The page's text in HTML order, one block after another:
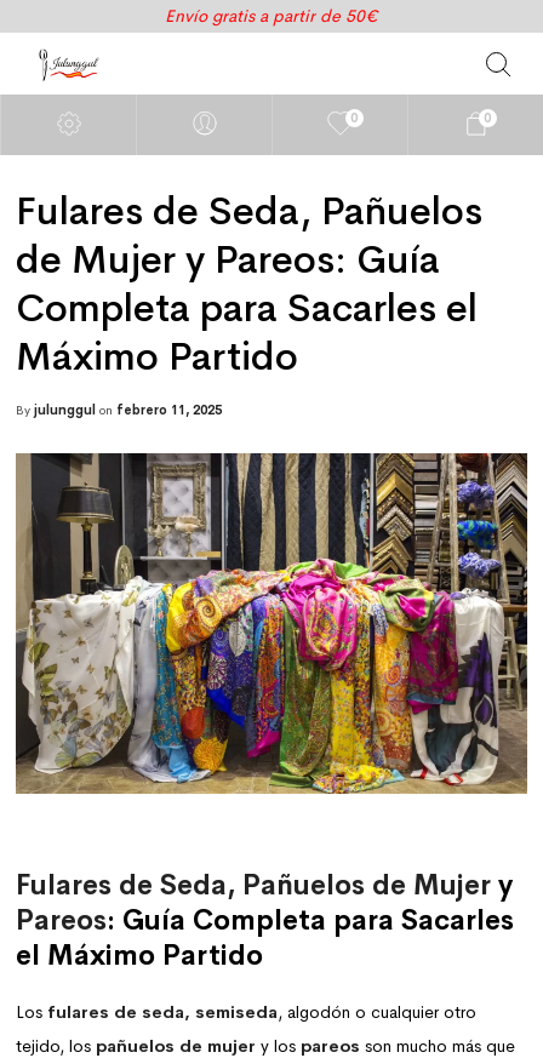
Envío gratis a partir de 50€
0 0
Fulares de Seda, Pañuelos
de Mujer y Pareos: Guía
Completa para Sacarles el
Máximo Partido
Byjulunggulon febrero 11, 2025
Fulares de Seda, Pañuelos de Mujer y
Pareos: Guía Completa para Sacarles
el Máximo Partido
Los fulares de seda, semiseda, algodón o cualquier otro
tejido, los pañuelos de mujer y los pareos son mucho más que